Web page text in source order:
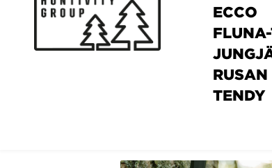
ECCO
RUSAN
TENDY